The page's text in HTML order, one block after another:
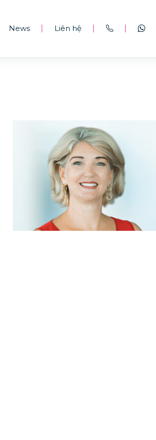
News Liên hệ